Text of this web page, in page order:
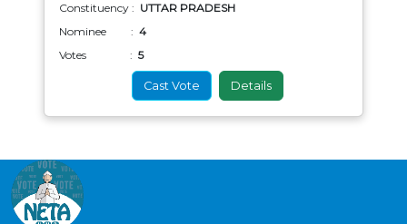
Constituency : UTTAR PRADESH
Nominee : 4
Votes : 5
Cast Vote Details